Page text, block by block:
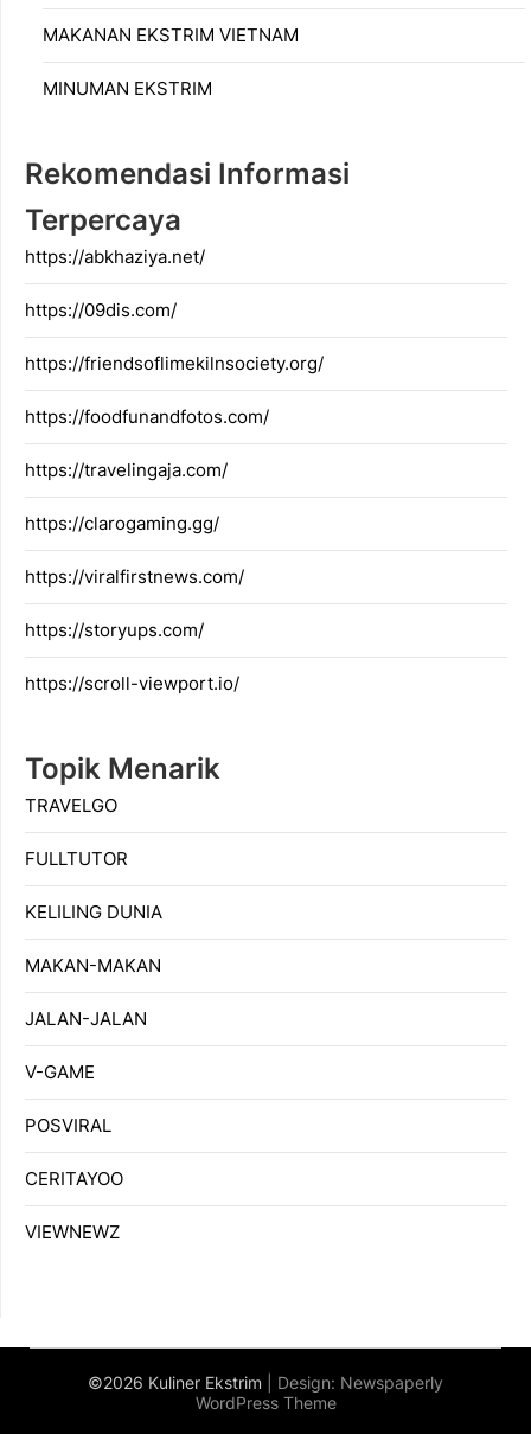
MAKANAN EKSTRIM VIETNAM
MINUMAN EKSTRIM
Rekomendasi Informasi
Terpercaya
https://abkhaziya.net/
https://09dis.com/
https://friendsoflimekilnsociety.org/
https://foodfunandfotos.com/
https://travelingaja.com/
https://clarogaming.gg/
https://viralfirstnews.com/
https://storyups.com/
https://scroll-viewport.io/
Topik Menarik
TRAVELGO
FULLTUTOR
KELILING DUNIA
MAKAN-MAKAN
JALAN-JALAN
V-GAME
POSVIRAL
CERITAYOO
VIEWNEWZ
©2026 Kuliner Ekstrim | Design: Newspaperly
WordPress Theme